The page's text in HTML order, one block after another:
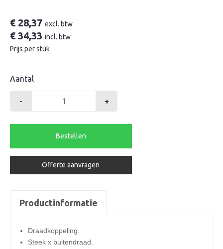
€28,37 excl. btw
€34,33 incl. btw
Prijs per stuk
Aantal
-
1
bu.dr.
aantal
+
Bestellen
Offerte aanvragen
Productinformatie
Draadkoppeling.
Steek x buitendraad.